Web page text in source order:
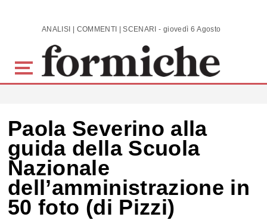
Skip to main content ANALISI | COMMENTI | SCENARI - giovedì 6 Agosto 2026
Paola Severino alla
guida della Scuola
Nazionale
dell’amministrazione in
50 foto (di Pizzi)